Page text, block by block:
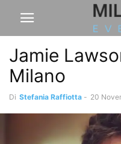
Jamie
Milano
Di Stefania Raffiotta - 20